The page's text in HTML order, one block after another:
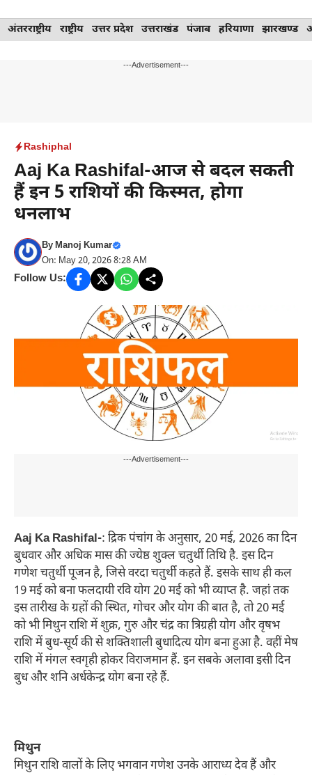
Skip
to
अंतरराष्ट्रीय राष्ट्रीय उत्तर प्रदेश उत्तराखंड पंजाब हरियाणा झारखण्ड
---Advertisement---
Rashiphal
Aaj Ka Rashifal-आज से बदल सकती
हैं इन 5 राशियों की किस्मत, होगा
धनलाभ
ByManoj Kumar
On: May 20, 2026 8:28 AM
Follow Us:
---Advertisement---
Aaj Ka Rashifal-: द्रिक पंचांग के अनुसार, 20 मई, 2026 का दिन
बुधवार और अधिक मास की ज्येष्ठ शुक्ल चतुर्थी तिथि है. इस दिन
गणेश चतुर्थी पूजन है, जिसे वरदा चतुर्थी कहते हैं. इसके साथ ही कल
19 मई को बना फलदायी रवि योग 20 मई को भी व्याप्त है. जहां तक
इस तारीख के ग्रहों की स्थित, गोचर और योग की बात है, तो 20 मई
को भी मिथुन राशि में शुक्र, गुरु और चंद्र का त्रिग्रही योग और वृषभ
राशि में बुध-सूर्य की से शक्तिशाली बुधादित्य योग बना हुआ है. वहीं मेष
राशि में मंगल स्वगृही होकर विराजमान हैं. इन सबके अलावा इसी दिन
बुध और शनि अर्धकेन्द्र योग बना रहे हैं.
मिथुन
मिथुन राशि वालों के लिए भगवान गणेश उनके आराध्य देव हैं और